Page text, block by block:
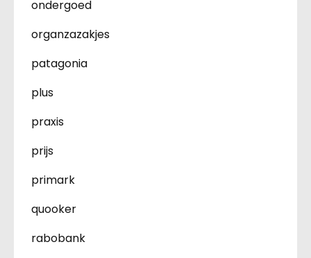
ondergoed
organzazakjes
patagonia
plus
praxis
prijs
primark
quooker
rabobank